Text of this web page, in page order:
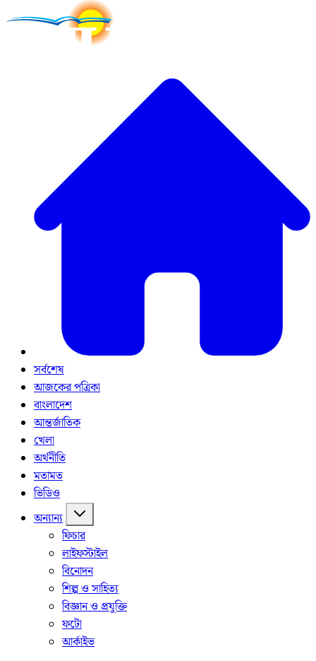
সর্বশেষ
আজকের পত্রিকা
বাংলাদেশ
আন্তর্জাতিক
খেলা
অর্থনীতি
মতামত
ভিডিও
অন্যান্য
ফিচার
লাইফস্টাইল
বিনোদন
শিল্প ও সাহিত্য
বিজ্ঞান ও প্রযুক্তি
ফটো
আর্কাইভ